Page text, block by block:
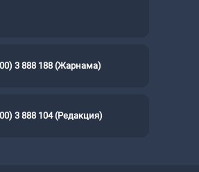
3 888 188 (Жарнама)
3 888 104 (Редакция)